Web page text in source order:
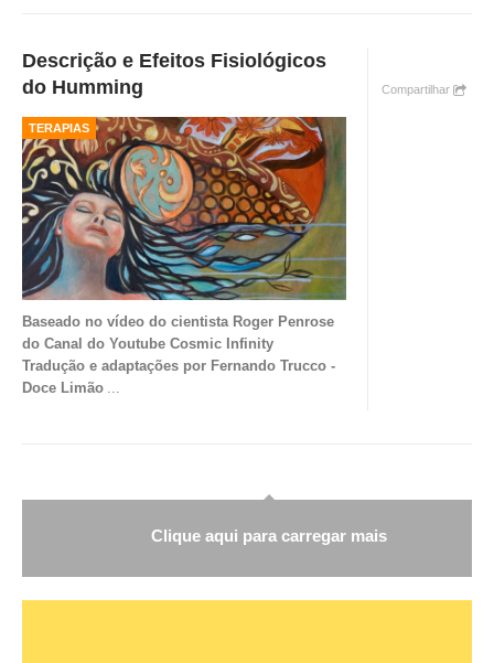
Descrição e Efeitos Fisiológicos
do Humming
TERAPIAS
Baseado no vídeo do cientista Roger Penrose
do Canal do Youtube Cosmic Infinity
Tradução e adaptações por Fernando Trucco -
Doce Limão
Compartilhar
Clique aqui para carregar mais